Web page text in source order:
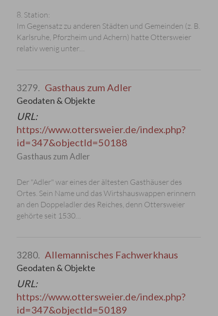
8. Station:
Im Gegensatz zu anderen Städten und Gemeinden (z. B.
Karlsruhe, Pforzheim und Achern) hatte Ottersweier
relativ wenig unter…
3279. Gasthaus zum Adler
Geodaten & Objekte
URL:
https://www.ottersweier.de/index.php?
id=347&objectId=50188
Gasthaus zum Adler
Der "Adler" war eines der ältesten Gasthäuser des
Ortes. Sein Name und das Wirtshauswappen erinnern
an den Doppeladler des Reiches, denn Ottersweier
gehörte seit 1530…
3280. Allemannisches Fachwerkhaus
Geodaten & Objekte
URL:
https://www.ottersweier.de/index.php?
id=347&objectId=50189